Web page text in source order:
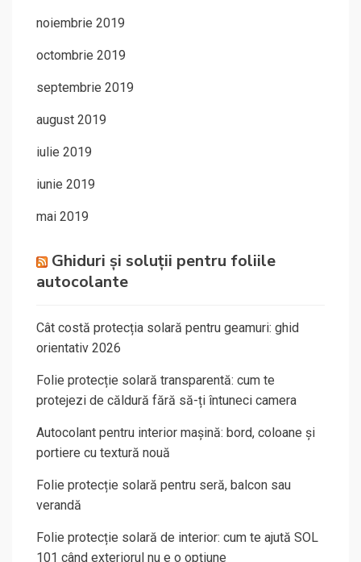
noiembrie 2019
octombrie 2019
septembrie 2019
august 2019
iulie 2019
iunie 2019
mai 2019
Ghiduri și soluții pentru foliile
autocolante
Cât costă protecția solară pentru geamuri: ghid
orientativ 2026
Folie protecție solară transparentă: cum te
protejezi de căldură fără să-ți întuneci camera
Autocolant pentru interior mașină: bord, coloane și
portiere cu textură nouă
Folie protecție solară pentru seră, balcon sau
verandă
Folie protecție solară de interior: cum te ajută SOL
101 când exteriorul nu e o opțiune